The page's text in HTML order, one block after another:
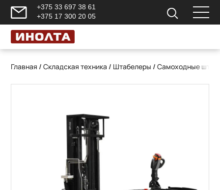
+375 33 697 38 61
+375 17 300 20 05
Главная /Складская техника / Штабелеры /Самоходные